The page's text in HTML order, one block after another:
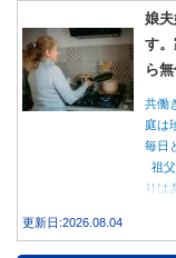
娘夫
す
ら
共働
庭は
毎日
祖
りは
更新日:2026.08.04